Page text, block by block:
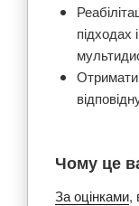
підходах
Отримати
Чому це
За оцінками,